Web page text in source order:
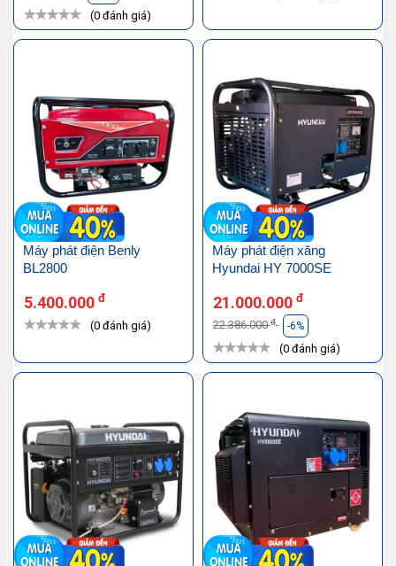
(0 đánh giá)
Máy phát điện Benly
BL2800
5.400.000 đ
(0 đánh giá)
Máy phát điện xăng
Hyundai HY 7000SE
21.000.000 đ
22.386.000đ -6%
(0 đánh giá)